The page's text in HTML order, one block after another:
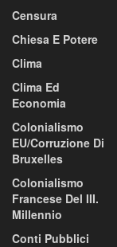
Censura
Chiesa E Potere
Clima
Clima Ed
Economia
Colonialismo
EU/corruzione Di
Bruxelles
Colonialismo
Francese Del III.
Millennio
Conti Pubblici